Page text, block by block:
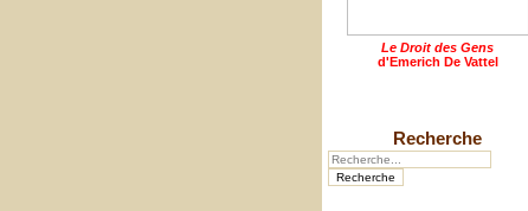
Le Droit des Gens
d'Emerich De Vattel
Recherche